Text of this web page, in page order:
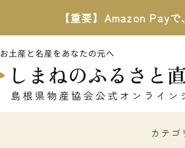
【重要】Amazon Pay
カテゴ